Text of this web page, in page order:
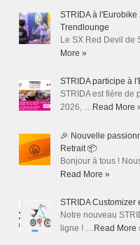
STRIDA à
Trendlounge
Le SX Red Devil de
More »
STRIDA participe à
STRIDA est fière de
2026, … Read More
🎉 Nouvelle
Retrait 📦
Bonjour à tous !
Read More »
STRIDA Customizer
Notre nouveau
ligne ! … Read More